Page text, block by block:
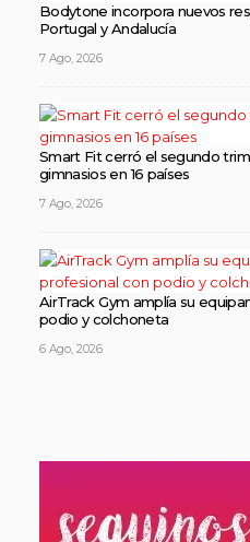
Bodytone incorpora nuevos
Portugal y Andalucía
7 Ago, 2026
Smart Fit cerró el segundo
gimnasios en 16 países
7 Ago, 2026
AirTrack Gym amplía su
podio y colchoneta
6 Ago, 2026